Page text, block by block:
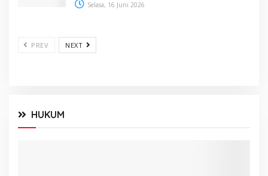
Selasa, 16 Juni 2026
PREV NEXT
HUKUM